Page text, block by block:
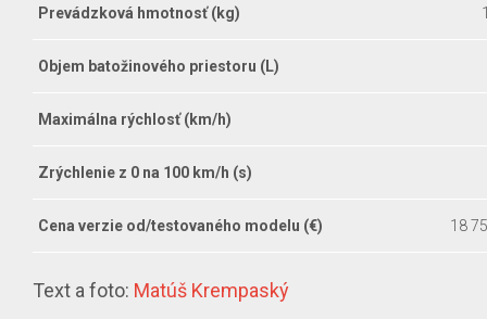
Prevádzková hmotnosť (kg)
Objem batožinového priestoru (L)
Maximálna rýchlosť (km/h)
Zrýchlenie z 0 na 100 km/h (s)
Cena verzie od/testovaného modelu (€) 18
Text a foto: Matúš Krempaský